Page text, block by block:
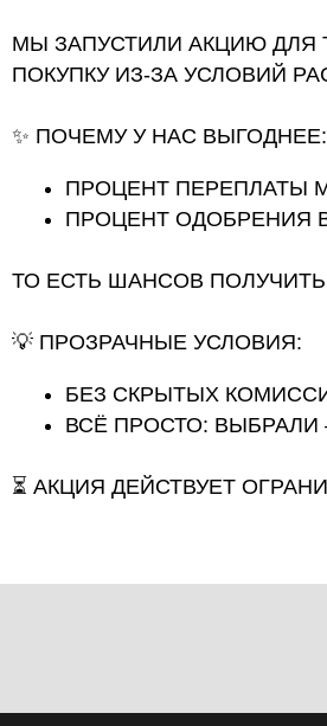
✨ ПОЧЕМУ У НАС ВЫГОДНЕЕ:
ПРОЦЕНТ ОДОБРЕНИЯ ВЫШЕ
ТО ЕСТЬ ШАНСОВ ПОЛУЧИТЬ
БЕЗ СКРЫТЫХ КОМИССИЙ И